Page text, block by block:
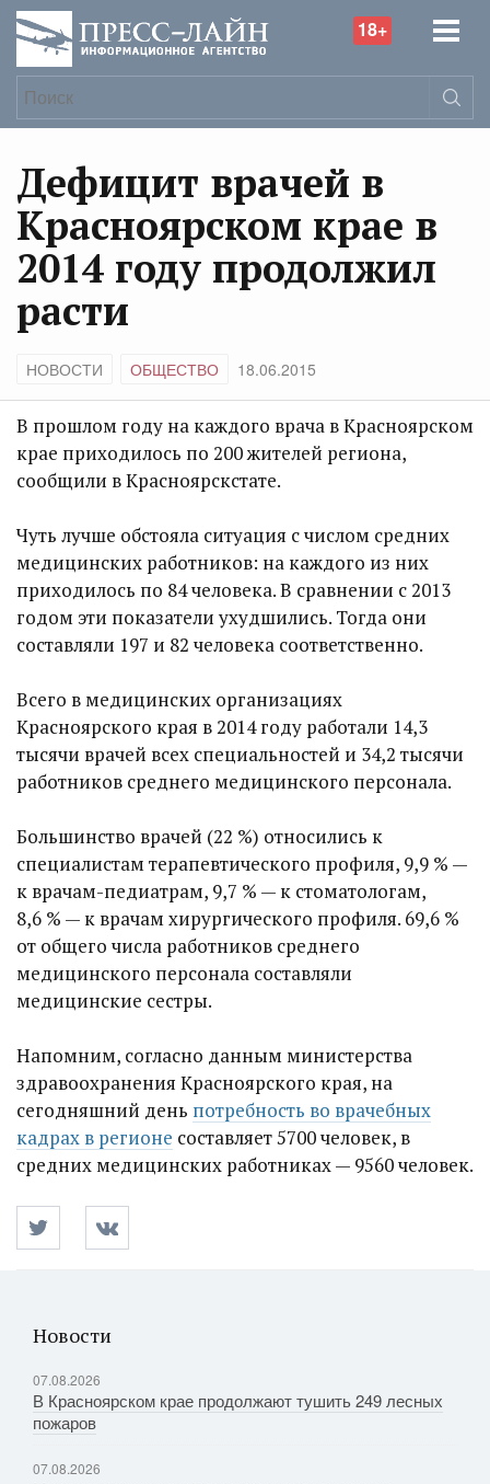
18+
Дефицит врачей в
Красноярском крае в
2014 году продолжил
расти
НОВОСТИ ОБЩЕСТВО 18.06.2015
В прошлом году на каждого врача в Красноярском
крае приходилось по 200 жителей региона,
сообщили в Красноярскстате.
Чуть лучше обстояла ситуация с числом средних
медицинских работников: на каждого из них
приходилось по 84 человека. В сравнении с 2013
годом эти показатели ухудшились. Тогда они
составляли 197 и 82 человека соответственно.
Всего в медицинских организациях
Красноярского края в 2014 году работали 14,3
тысячи врачей всех специальностей и 34,2 тысячи
работников среднего медицинского персонала.
Большинство врачей (22 %) относились к
специалистам терапевтического профиля, 9,9 % —
к врачам-педиатрам, 9,7 % — к стоматологам,
8,6 % — к врачам хирургического профиля. 69,6 %
от общего числа работников среднего
медицинского персонала составляли
медицинские сестры.
Напомним, согласно данным министерства
здравоохранения Красноярского края, на
сегодняшний день потребность во врачебных
кадрах в регионе составляет 5700 человек, в
средних медицинских работниках — 9560 человек.
Новости
07.08.2026
В Красноярском крае продолжают тушить 249 лесных
пожаров
07.08.2026